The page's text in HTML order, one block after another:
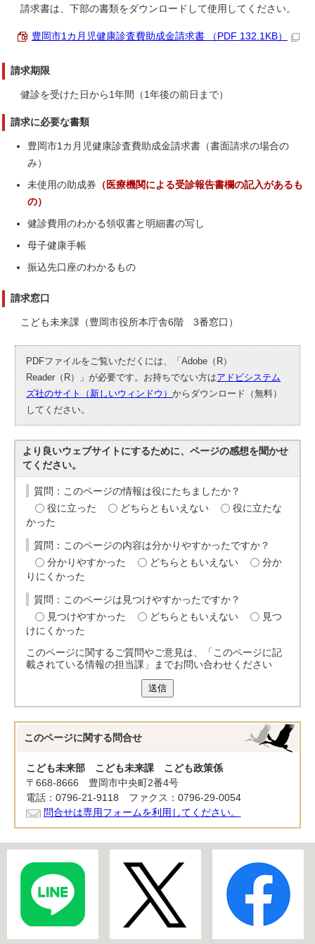
請求書は、下部の書類をダウンロードして使用してください。
豊岡市1カ月児健康診査費助成金請求書 （PDF 132.1KB）
請求期限
健診を受けた日から1年間（1年後の前日まで）
請求に必要な書類
豊岡市1カ月児健康診査費助成金請求書（書面請求の場合の
み）
未使用の助成券 （医療機関による受診報告書欄の記入があるも
の）
健診費用のわかる領収書と明細書の写し
母子健康手帳
振込先口座のわかるもの
請求窓口
こども未来課（豊岡市役所本庁舎6階 3番窓口）
PDFファイルをご覧いただくには、「Adobe（R）
Reader（R）」が必要です。お持ちでない方はアドビシステム
ズ社のサイト（新しいウィンドウ）からダウンロード（無料）
してください。
より良いウェブサイトにするために、ページの感想を聞かせ
てください。
質問：このページの情報は役にたちましたか？
役に立った
どちらともいえない
役に立たな
かった
質問：このページの内容は分かりやすかったですか？
分かりやすかった
どちらともいえない
分か
りにくかった
質問：このページは見つけやすかったですか？
見つけやすかった
どちらともいえない
見つ
けにくかった
このページに関するご質問やご意見は、「このページに記
載されている情報の担当課」までお問い合わせください
送信
このページに関する 問合せ
こども未来部 こども未来課 こども政策係
〒668-8666 豊岡市中央町2番4号
電話：0796-21-9118 ファクス：0796-29-0054
問合せは専用フォームを利用してください。